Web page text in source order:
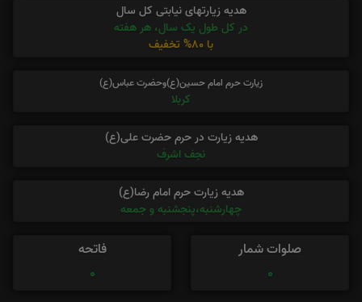
هدیه زیارتهای نیابتی کل سال
در کل طول یک سال، هر هفته
با 80% تخفیف
زیارت حرم امام حسین(ع)وحضرت عباس(ع)
کربلا
هدیه زیارت در حرم حضرت علی(ع)
نجف اشرف
هدیه زیارت حرم امام رضا(ع)
چهارشنبه،پنجشنبه و جمعه
صلوات شمار
0
فاتحه
0